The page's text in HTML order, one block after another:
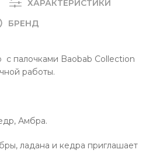
ХАРАКТЕРИСТИКИ
БРЕНД
палочками Baobab Collection
работы.
Амбра.
ладана и кедра приглашает